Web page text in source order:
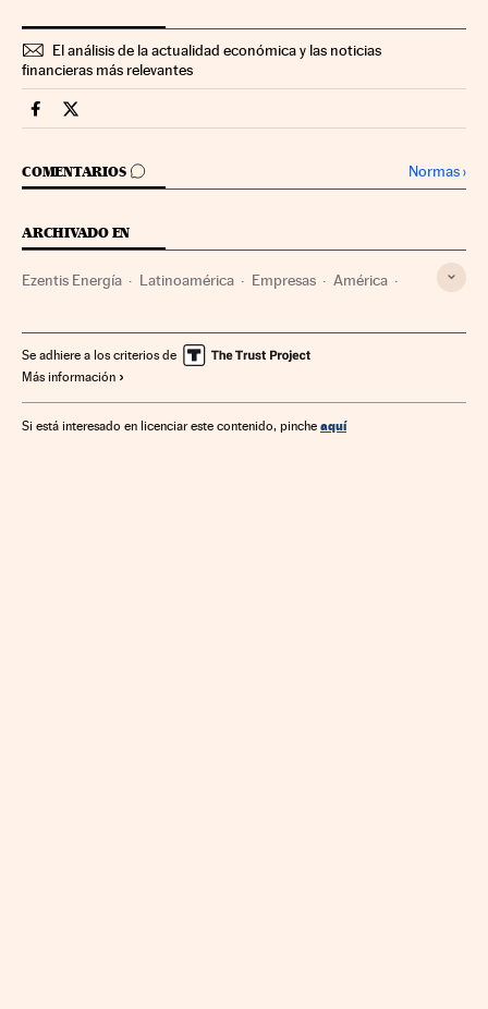
El análisis de la actualidad económica y las noticias
financieras más relevantes
Companias Cinco Días en Facebook
Companias Cinco Días en Twitter
COMENTARIOS
IR A LOS COMENTARIOS Normas›
ARCHIVADO EN
Ezentis Energía Latinoamérica Empresas América
Se adhiere a los criterios de
Más información
Si está interesado en licenciar este contenido, pinche aquí